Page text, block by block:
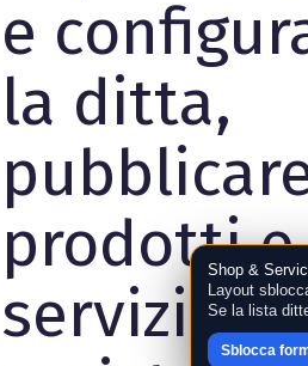
e
la ditta,
prodotti e
servizi,
Shop &
Layout
Se la lista
Sblocca